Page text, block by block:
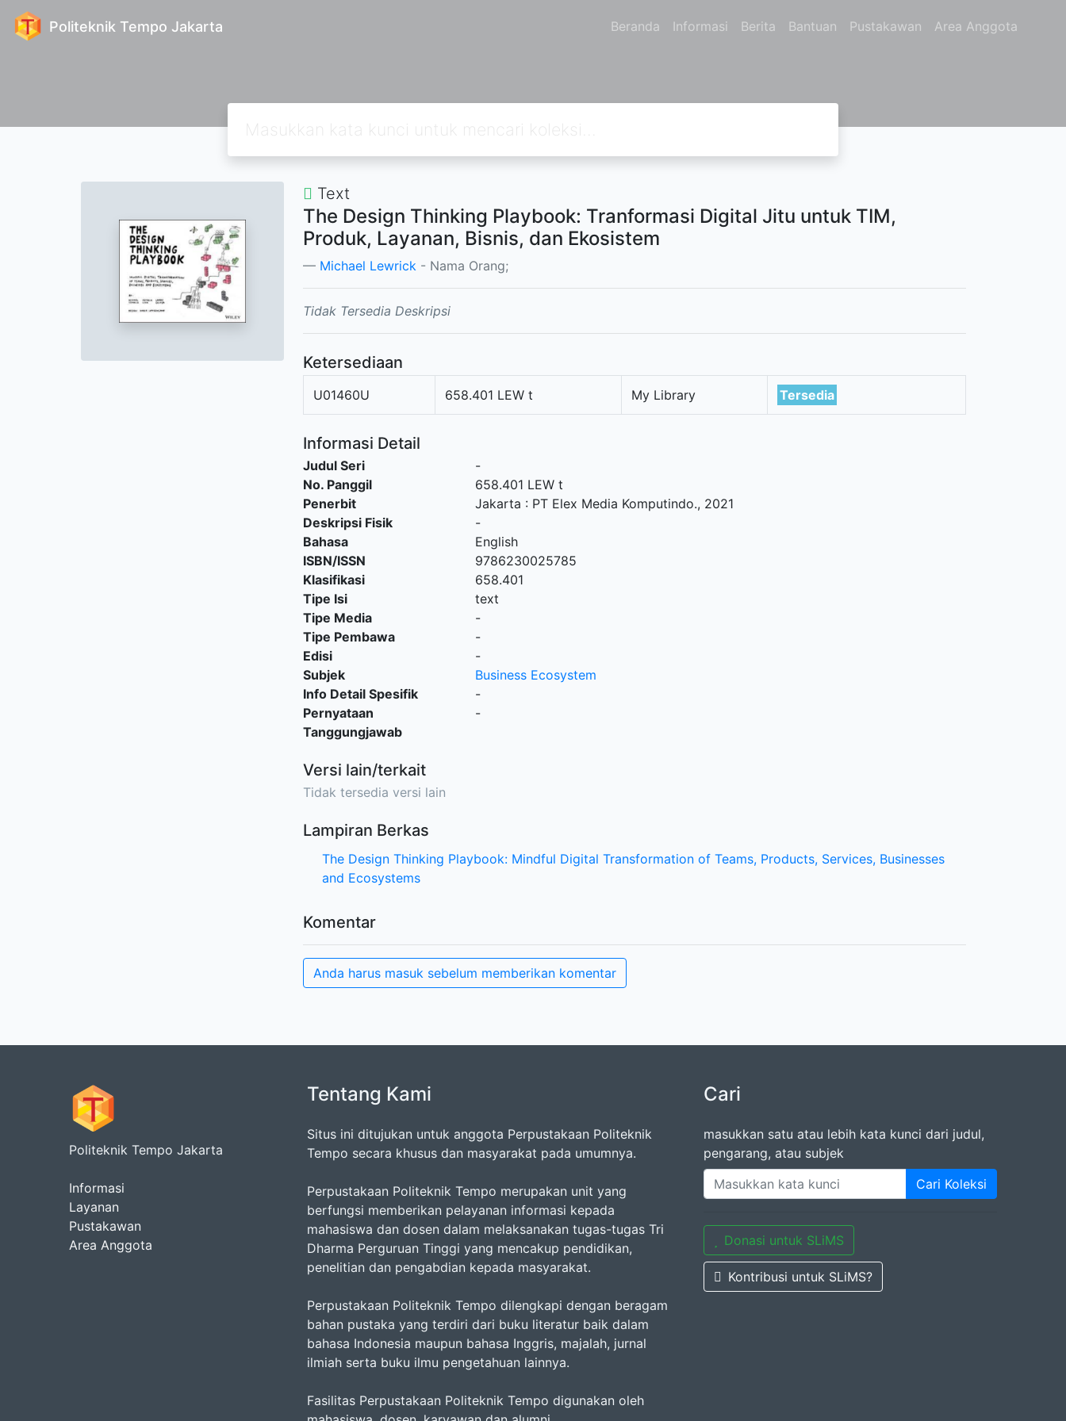
Politeknik Tempo Jakarta Beranda Informasi Berita Bantuan Pustakawan Area Anggota
Text
The Design Thinking Playbook: Tranformasi Digital Jitu untuk TIM,
Produk, Layanan, Bisnis, dan Ekosistem
Michael Lewrick - Nama Orang;
Tidak Tersedia Deskripsi
Ketersediaan
U01460U 658.401 LEW t My Library Tersedia
Informasi Detail
Judul Seri
-
No. Panggil
658.401 LEW t
Penerbit
Jakarta : PT Elex Media Komputindo., 2021
Deskripsi Fisik
-
Bahasa
English
ISBN/ISSN
9786230025785
Klasifikasi
658.401
Tipe Isi
text
Tipe Media
-
Tipe Pembawa
-
Edisi
-
Subjek
Business Ecosystem
Info Detail Spesifik
-
Pernyataan
Tanggungjawab
-
Versi lain/terkait
Tidak tersedia versi lain
Lampiran Berkas
The Design Thinking Playbook: Mindful Digital Transformation of Teams, Products, Services, Businesses
and Ecosystems
Komentar
Anda harus masuk sebelum memberikan komentar
Politeknik Tempo Jakarta
Informasi
Layanan
Pustakawan
Area Anggota
Tentang Kami
Situs ini ditujukan untuk anggota Perpustakaan Politeknik
Tempo secara khusus dan masyarakat pada umumnya.
Perpustakaan Politeknik Tempo merupakan unit yang
berfungsi memberikan pelayanan informasi kepada
mahasiswa dan dosen dalam melaksanakan tugas-tugas Tri
Dharma Perguruan Tinggi yang mencakup pendidikan,
penelitian dan pengabdian kepada masyarakat.
Perpustakaan Politeknik Tempo dilengkapi dengan beragam
bahan pustaka yang terdiri dari buku literatur baik dalam
bahasa Indonesia maupun bahasa Inggris, majalah, jurnal
ilmiah serta buku ilmu pengetahuan lainnya.
Fasilitas Perpustakaan Politeknik Tempo digunakan oleh
Cari
masukkan satu atau lebih kata kunci dari judul,
pengarang, atau subjek
Cari Koleksi
Donasi untuk SLiMS
Kontribusi untuk SLiMS?